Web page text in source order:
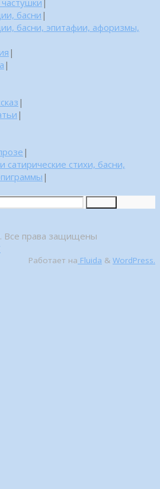
|
басни |
басни, эпитафии, афоризмы,
|
|
|
|
|
сатирические стихи, басни,
|
Все права защищены
Работает на Fluida & WordPress.